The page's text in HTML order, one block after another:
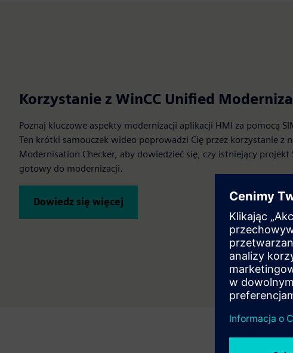
Korzystanie z WinCC Unified
Poznaj kluczowe aspekty modernizacji aplikacji HMI za pomocą
Ten krótki samouczek wideo poprowadzi Cię przez korzystanie z
Modernisation Checker, aby dowiedzieć się, czy istniejący projekt
gotowy do modernizacji.
Dowiedz się więcej